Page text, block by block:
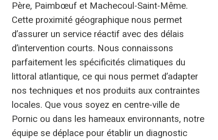
Père, Paimbœuf et Machecoul-Saint-Même.
Cette proximité géographique nous permet
d’assurer un service réactif avec des délais
d’intervention courts. Nous connaissons
parfaitement les spécificités climatiques du
littoral atlantique, ce qui nous permet d’adapter
nos techniques et nos produits aux contraintes
locales. Que vous soyez en centre-ville de
Pornic ou dans les hameaux environnants, notre
équipe se déplace pour établir un diagnostic